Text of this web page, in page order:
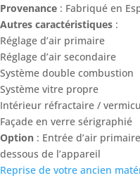
Provenance : Fabriqué en
Autres caractéristiques :
Réglage d’air primaire
Réglage d’air secondaire
Système double combustion
Système vitre propre
Intérieur réfractaire /
Façade en verre sérigraphié
Option : Entrée d’air
dessous de l’appareil
Reprise de votre ancien